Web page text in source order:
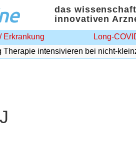
das
innovativen
Erkrankung Long-
intensivieren bei nicht-